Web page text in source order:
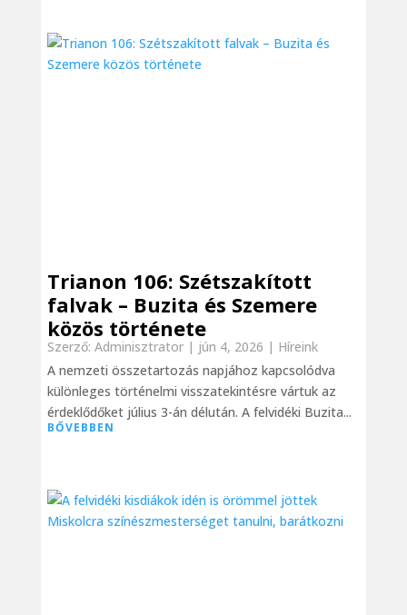
Trianon 106: Szétszakított
falvak – Buzita és Szemere
közös története
Szerző: Adminisztrator| jún 4, 2026 | Híreink
A nemzeti összetartozás napjához kapcsolódva
különleges történelmi visszatekintésre vártuk az
érdeklődőket július 3-án délután. A felvidéki Buzita...
BŐVEBBEN